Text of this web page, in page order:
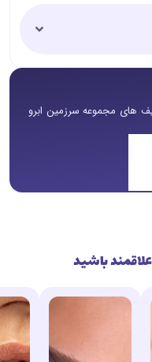
های مجموعه سرزمین ابرو
باشید